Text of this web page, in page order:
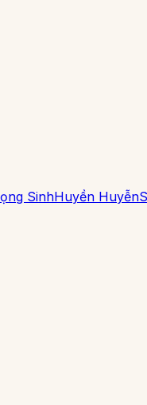
SinhHuyền Huyễn